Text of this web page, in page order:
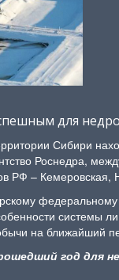
для
Сибири
Роснедра,
– Кемеровская,
федеральному
системы
на ближайший
год для